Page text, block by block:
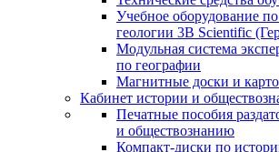
Учебное оборудование
геологии 3B Scientific
Модульная система
по географии
Магнитные доски и
Кабинет истории и
Печатные пособия
и обществознанию
Компакт-диски по